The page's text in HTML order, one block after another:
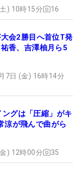
) 10時15分 16
会2勝目へ首位T発
香、吉澤柚月ら5
7日 (金) 16時14分
グは「圧縮」がキ
涼が飛んで曲がら
) 12時00分 35